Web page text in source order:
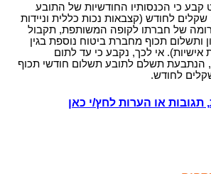
כי הכנסותיו החודשיות של התובע
עומדות על כ-13,600 שקלים לחודש (קצבאות נכות כללית וניידות
של חברתו לקופה המשותפת, תקבול
ותשלום תכוף מחברת ביטוח נוספת בגין
אישיות). אי לכך, נקבע כי עד לתום
הנתבעת תשלם לתובע תשלום חודשי תכוף
תגובות או הערות לחץ/י כאן